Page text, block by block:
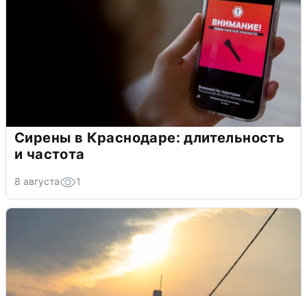
Сирены в Краснодаре: длительность
и частота
8 августа 1